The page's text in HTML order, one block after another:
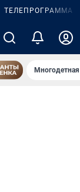
ТЕЛЕПРОГРАММА